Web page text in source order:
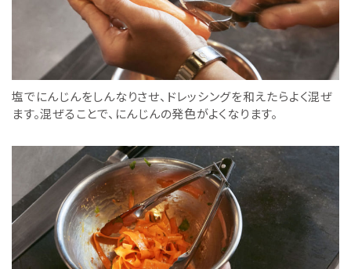
塩でにんじんをしんなりさせ、ドレッシングを和えたらよく混ぜ
ます。混ぜることで、にんじんの発色がよくなります。